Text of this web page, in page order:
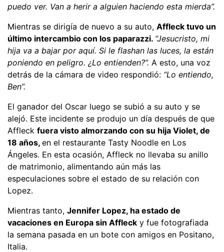
puedo ver. Van a herir a alguien haciendo esta mierda”.
Mientras se dirigía de nuevo a su auto, Affleck tuvo un
último intercambio con los paparazzi. “Jesucristo, mi
hija va a bajar por aquí. Si le flashan las luces, la están
poniendo en peligro. ¿Lo entienden?”. A esto, una voz
detrás de la cámara de video respondió: “Lo entiendo,
Ben”.
El ganador del Oscar luego se subió a su auto y se
alejó. Este incidente se produjo un día después de que
Affleck fuera visto almorzando con su hija Violet, de
18 años, en el restaurante Tasty Noodle en Los
Ángeles. En esta ocasión, Affleck no llevaba su anillo
de matrimonio, alimentando aún más las
especulaciones sobre el estado de su relación con
Lopez.
Mientras tanto, Jennifer Lopez, ha estado de
vacaciones en Europa sin Affleck y fue fotografiada
la semana pasada en un bote con amigos en Positano,
Italia.